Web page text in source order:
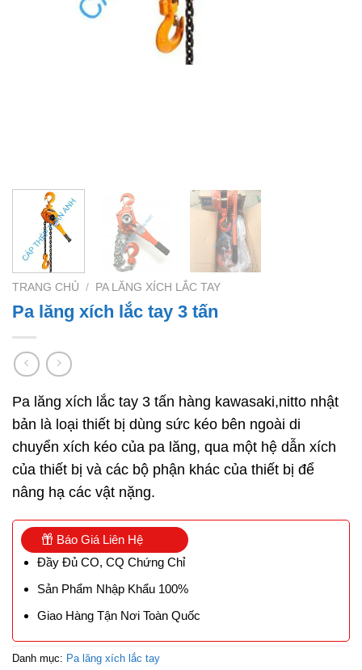
TRANG CHỦ / PA LĂNG XÍCH LẮC TAY
Pa lăng xích lắc tay 3 tấn
Pa lăng xích lắc tay 3 tấn hàng kawasaki,nitto nhật
bản là loại thiết bị dùng sức kéo bên ngoài di
chuyển xích kéo của pa lăng, qua một hệ dẫn xích
của thiết bị và các bộ phận khác của thiết bị để
nâng hạ các vật nặng.
Báo Giá Liên Hệ
Đầy Đủ CO, CQ Chứng Chỉ
Sản Phẩm Nhập Khẩu 100%
Giao Hàng Tận Nơi Toàn Quốc
Danh mục: Pa lăng xích lắc tay